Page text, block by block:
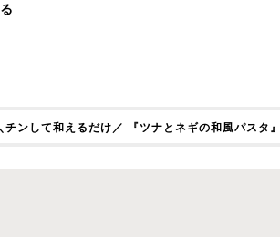
チンして和えるだけ／ 『ツナとネギの和風パスタ